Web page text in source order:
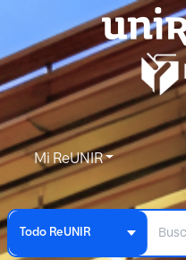
Mi ReUNIR
Todo ReUNIR